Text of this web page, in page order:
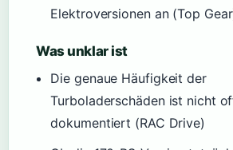
Elektroversionen an (Top
Was unklar ist
Die genaue Häufigkeit der
Turboladerschäden ist nicht
dokumentiert (RAC Drive)